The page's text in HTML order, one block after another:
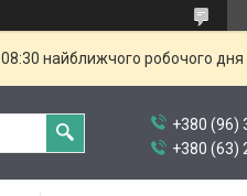
найближчого робочого дня
+380 (96)
+380 (63)